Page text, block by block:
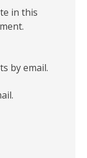
in this
by email.